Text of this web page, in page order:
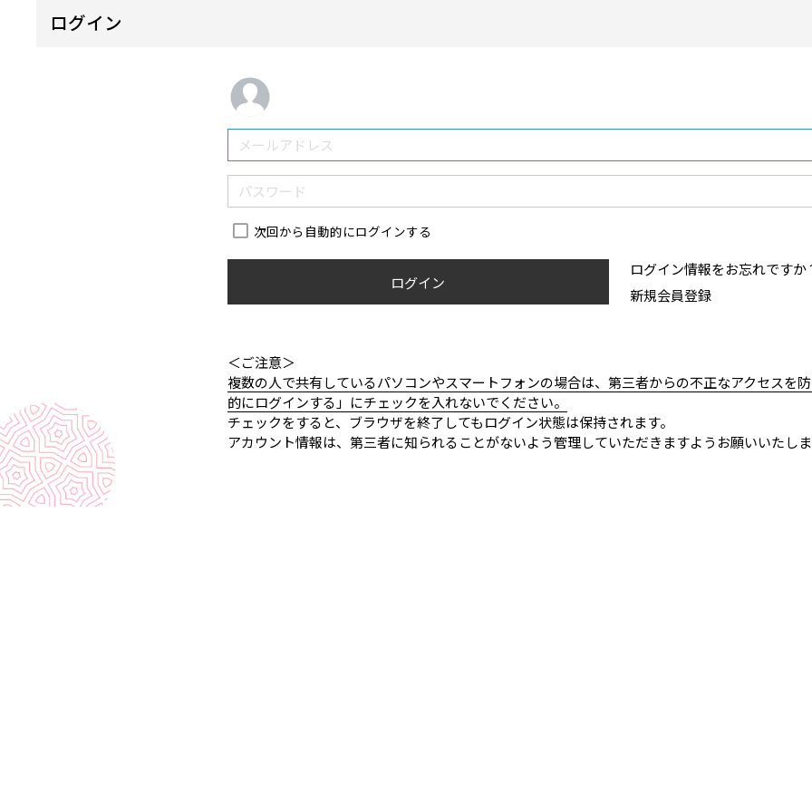
ログイン
次回から自動的にログインする
ログイン
ログイン情報をお忘れですか
新規会員登録
＜ご注意＞
複数の人で共有しているパソコンやスマートフォンの場合は、第三者からの不正なアクセスを
的にログインする」にチェックを入れないでください。
チェックをすると、ブラウザを終了してもログイン状態は保持されます。
アカウント情報は、第三者に知られることがないよう管理していただきますようお願いいたし